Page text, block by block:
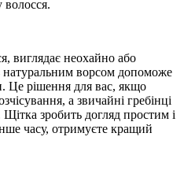
виглядає неохайно або
натуральним ворсом допоможе
Це рішення для вас, якщо
а звичайні гребінці
зробить догляд простим і
часу, отримуєте кращий